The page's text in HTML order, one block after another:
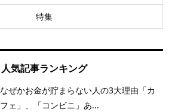
特集
人気記事ランキング
なぜかお金が貯まらない人の3大理由「カ
フェ」、「コンビニ」あ...